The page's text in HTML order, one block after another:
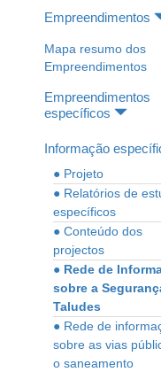
Empreendimentos
Mapa resumo dos
Empreendimentos
Empreendimentos
específicos
Informação
● Projeto
● Relatórios de
específicos
● Conteúdo dos
projectos
● Rede de
sobre a
Taludes
● Rede de
sobre as vias
o saneamento